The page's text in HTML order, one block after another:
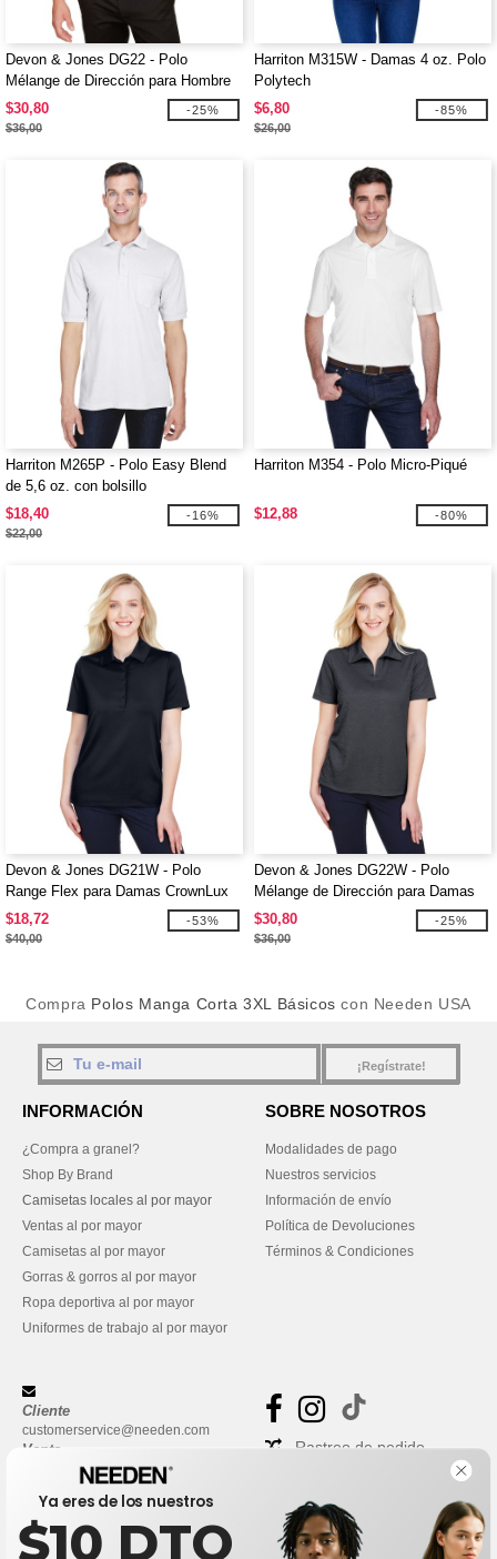
Devon & Jones DG22 - Polo
Mélange de Dirección para Hombre
CrownLux Performance
$30,80
$36,00
-25%
Harriton M315W - Damas 4 oz. Polo
Polytech
$6,80
$26,00
-85%
Harriton M265P - Polo Easy Blend
de 5,6 oz. con bolsillo
$18,40
$22,00
-16%
Harriton M354 - Polo Micro-Piqué
$12,88 -80%
Devon & Jones DG21W - Polo
Range Flex para Damas CrownLux
Performance
$18,72
$40,00
-53%
Devon & Jones DG22W - Polo
Mélange de Dirección para Damas
CrownLux Performance
$30,80
$36,00
-25%
Compra Polos Manga Corta 3XL Básicos con Needen USA
¡Regístrate!
INFORMACIÓN
¿Compra a granel?
Shop By Brand
Camisetas locales al por mayor
Ventas al por mayor
Camisetas al por mayor
Gorras & gorros al por mayor
Ropa deportiva al por mayor
Uniformes de trabajo al por mayor
SOBRE NOSOTROS
Modalidades de pago
Nuestros servicios
Información de envío
Política de Devoluciones
Términos & Condiciones
Cliente
customerservice@needen.com
Venta
sales@needen.com
Rastreo de pedido
Ya eres de los nuestros
$10 DTO